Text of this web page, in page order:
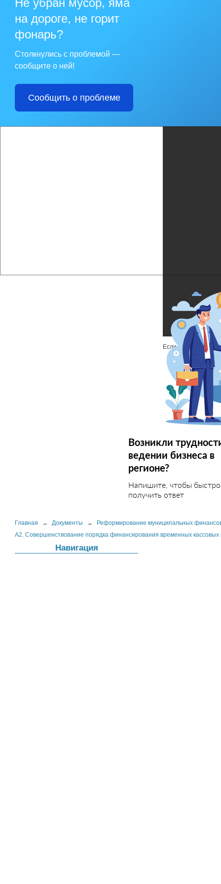
Не убран мусор, яма
на дороге, не горит
фонарь?
Столкнулись с проблемой —
сообщите о ней!
Сообщить о проблеме
Возникли
ведении бизнеса в
регионе?
Напишите, чтобы быстро
получить ответ
Главная → Документы →
Реформирование муниципальных
A2. Совершенствование порядка финансирования временных кассовых
Навигация
Если файл не